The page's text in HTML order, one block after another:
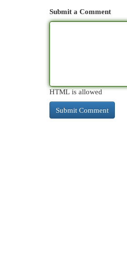
Submit a Comment
HTML is allowed